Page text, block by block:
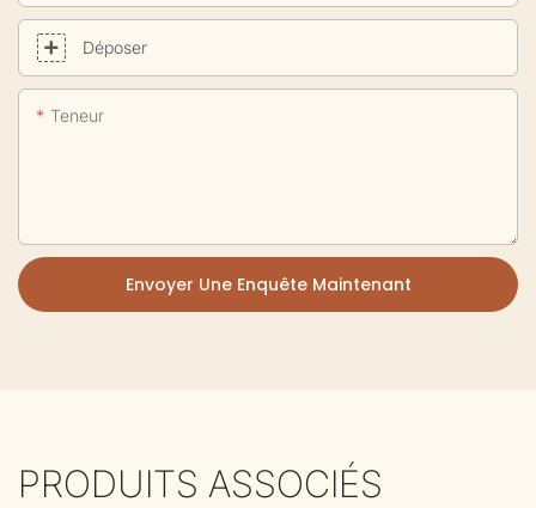
Déposer
Teneur
Envoyer Une Enquête Maintenant
PRODUITS ASSOCIÉS